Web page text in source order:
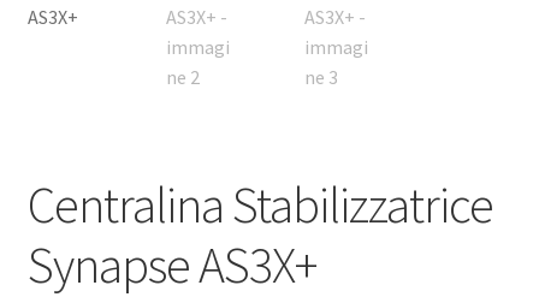
Centralina Stabilizzatrice
Synapse AS3X+